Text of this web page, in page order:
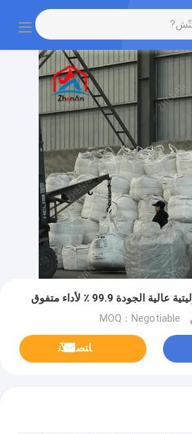
الجودة 99.9 ٪ لأداء متفوق
MOQ：Negotiable
ﺎﺘﺼﻟ ﺍﻶﻧ